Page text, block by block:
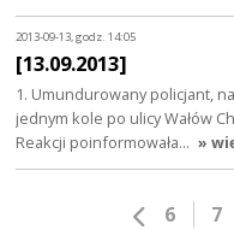
2013-09-13, godz. 14:05
[13.09.2013]
1. Umundurowany policjant,
jednym kole po ulicy Wałów
Reakcji poinformowała… »
6 7